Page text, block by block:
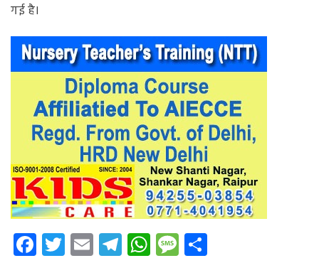
गई है।
Facebook
Twitter
EmailTelegram
WhatsApp
Message